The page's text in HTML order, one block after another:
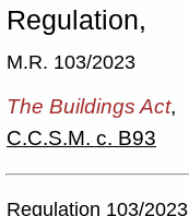
Regulation,
M.R. 103/2023
The Buildings Act,
C.C.S.M. c. B93
Regulation 103/2023